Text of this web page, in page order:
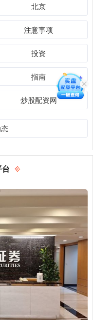
北京
注意事项
投资
指南
炒股配资网